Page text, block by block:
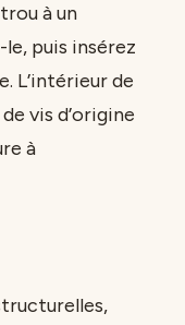
à un
puis insérez
L’intérieur de
vis d’origine
à